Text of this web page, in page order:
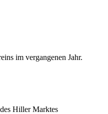
im vergangenen Jahr.
Hiller Marktes